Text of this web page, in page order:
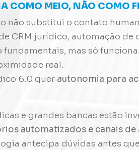
COMO MEIO, NÃO COMO
não substitui o contato
CRM jurídico, automação
fundamentais, mas só
real.
6.0 quer autonomia para
e grandes bancas estão
automatizados e canais
antecipa dúvidas antes